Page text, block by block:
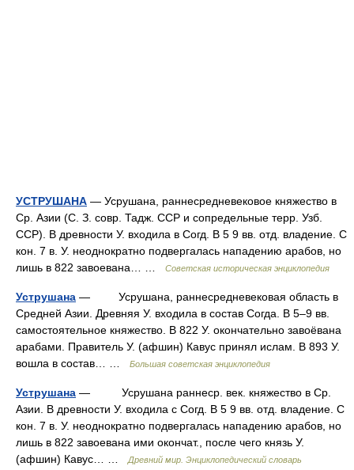
УСТРУШАНА — Усрушана, раннесредневековое княжество в
Ср. Азии (С. З. совр. Тадж. ССР и сопредельные терр. Узб.
ССР). В древности У. входила в Согд. В 5 9 вв. отд. владение. С
кон. 7 в. У. неоднократно подвергалась нападению арабов, но
лишь в 822 завоевана… …
Советская историческая энциклопедия
Уструшана — Усрушана, раннесредневековая область в
Средней Азии. Древняя У. входила в состав Согда. В 5–9 вв.
самостоятельное княжество. В 822 У. окончательно завоёвана
арабами. Правитель У. (афшин) Кавус принял ислам. В 893 У.
вошла в состав… …
Большая советская энциклопедия
Уструшана — Усрушана раннеср. век. княжество в Ср.
Азии. В древности У. входила с Согд. В 5 9 вв. отд. владение. С
кон. 7 в. У. неоднократно подвергалась нападению арабов, но
лишь в 822 завоевана ими окончат., после чего князь У.
(афшин) Кавус… …
Древний мир. Энциклопедический словарь